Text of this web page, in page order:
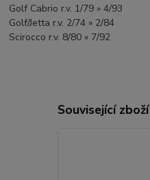
Golf Cabrio r.v. 1/79 » 4/93
Golf/Jetta r.v. 2/74 » 2/84
Scirocco r.v. 8/80 » 7/92
Související zboží